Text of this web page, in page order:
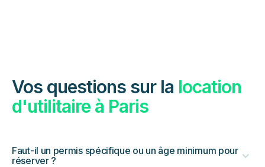
Vos questions sur la location
d'utilitaire à Paris
Faut-il un permis spécifique ou un âge minimum pour
réserver ?